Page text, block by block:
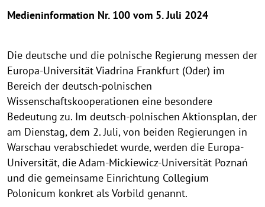
Medieninformation Nr. 100 vom 5. Juli 2024
Die deutsche und die polnische Regierung messen der
Europa-Universität Viadrina Frankfurt (Oder) im
Bereich der deutsch-polnischen
Wissenschaftskooperationen eine besondere
Bedeutung zu. Im deutsch-polnischen Aktionsplan, der
am Dienstag, dem 2. Juli, von beiden Regierungen in
Warschau verabschiedet wurde, werden die Europa-
Universität, die Adam-Mickiewicz-Universität Poznań
und die gemeinsame Einrichtung Collegium
Polonicum konkret als Vorbild genannt.